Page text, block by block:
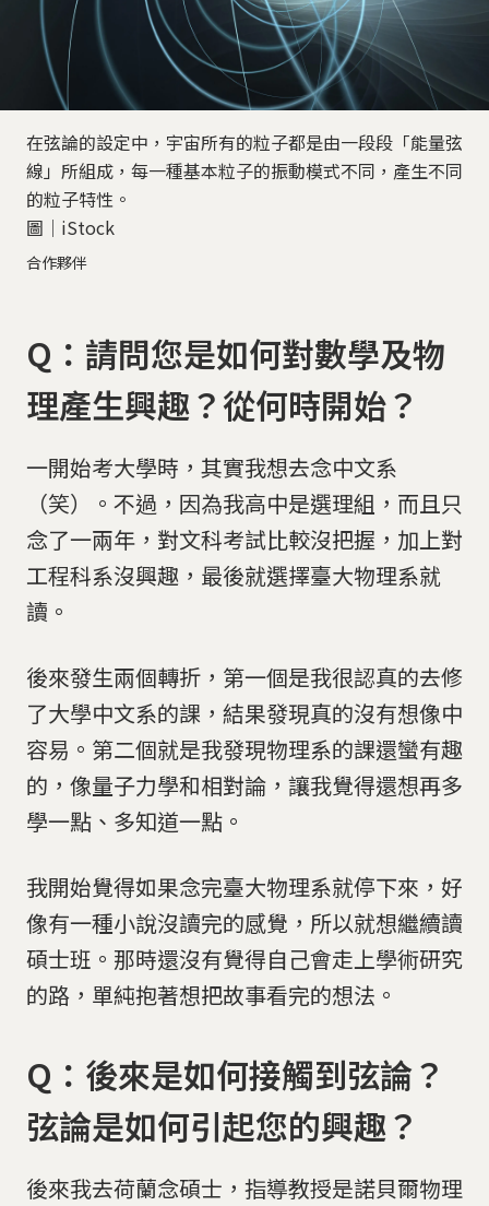
在弦論的設定中，宇宙所有的粒子都是由一段段「能量弦
線」所組成，每一種基本粒子的振動模式不同，產生不同
的粒子特性。
圖│iStock
合作夥伴
Q：請問您是如何對數學及物
理產生興趣？從何時開始？
一開始考大學時，其實我想去念中文系
（笑）。不過，因為我高中是選理組，而且只
念了一兩年，對文科考試比較沒把握，加上對
工程科系沒興趣，最後就選擇臺大物理系就
讀。
後來發生兩個轉折，第一個是我很認真的去修
了大學中文系的課，結果發現真的沒有想像中
容易。第二個就是我發現物理系的課還蠻有趣
的，像量子力學和相對論，讓我覺得還想再多
學一點、多知道一點。
我開始覺得如果念完臺大物理系就停下來，好
像有一種小說沒讀完的感覺，所以就想繼續讀
碩士班。那時還沒有覺得自己會走上學術研究
的路，單純抱著想把故事看完的想法。
Q：後來是如何接觸到弦論？
弦論是如何引起您的興趣？
後來我去荷蘭念碩士，指導教授是諾貝爾物理